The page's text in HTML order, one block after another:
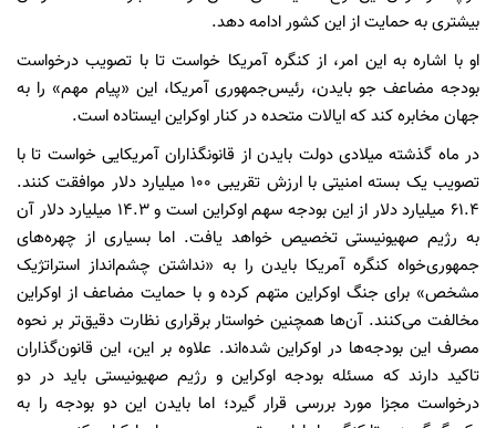
بیشتری به حمایت از این کشور ادامه دهد.
او با اشاره به این امر، از کنگره آمریکا خواست تا با تصویب درخواست
بودجه مضاعف جو بایدن، رئیس‌جمهوری آمریکا، این «پیام مهم» را به
جهان مخابره کند که ایالات متحده در کنار اوکراین ایستاده است.
در ماه گذشته میلادی دولت بایدن از قانونگذاران آمریکایی خواست تا با
تصویب یک بسته امنیتی با ارزش تقریبی ۱۰۰ میلیارد دلار موافقت کنند.
۶۱.۴ میلیارد دلار از این بودجه سهم اوکراین است و ۱۴.۳ میلیارد دلار آن
به رژیم صهیونیستی تخصیص خواهد یافت. اما بسیاری از چهره‌های
جمهوری‌خواه کنگره آمریکا بایدن را به «نداشتن چشم‌انداز استراتژیک
مشخص» برای جنگ اوکراین متهم کرده و با حمایت مضاعف از اوکراین
مخالفت می‌کنند. آن‌ها همچنین خواستار برقراری نظارت دقیق‌تر بر نحوه
مصرف این بودجه‌ها در اوکراین شده‌اند. علاوه بر این، این قانون‌گذاران
تاکید دارند که مسئله بودجه اوکراین و رژیم صهیونیستی باید در دو
درخواست مجزا مورد بررسی قرار گیرد؛ اما بایدن این دو بودجه را به